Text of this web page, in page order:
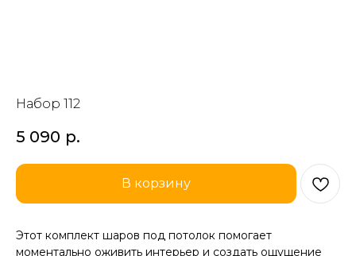
Набор 112
5 090 р.
В корзину
Этот комплект шаров под потолок помогает
моментально оживить интерьер и создать ощущение